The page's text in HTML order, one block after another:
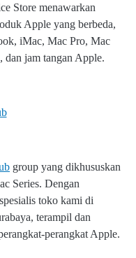
Store menawarkan
Apple yang berbeda,
iMac, Mac Pro, Mac
jam tangan Apple.
group yang dikhususkan
Series. Dengan
toko kami di
terampil dan
perangkat Apple.